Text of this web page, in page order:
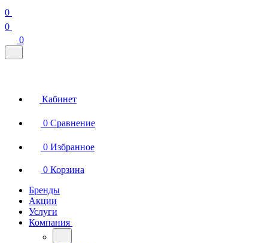
0
0
0
Кабинет
0 Сравнение
0 Избранное
0 Корзина
Бренды
Акции
Услуги
Компания